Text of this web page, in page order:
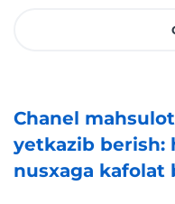
Chanel
yetkazib berish:
nusxaga kafolat